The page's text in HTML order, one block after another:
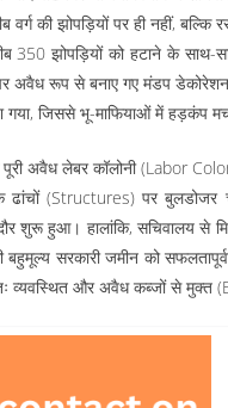
झोपड़ियों पर ही नहीं, बल्कि
झोपड़ियों को हटाने के साथ-
अवैध रूप से बनाए गए मंडप
गया, जिससे भू-माफियाओं में हड़कंप
पूरी अवैध लेबर कॉलोनी (Labor
(Structures) पर बुलडोजर
शुरू हुआ। हालांकि, सचिवालय से
बहुमूल्य सरकारी जमीन को
व्यवस्थित और अवैध कब्जों से